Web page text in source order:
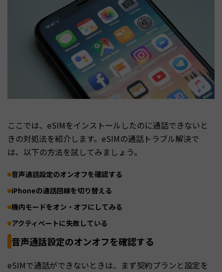
ここでは、eSIMをインストールしたのに通話できないと
きの対処法を紹介します。eSIMの通話トラブル解決で
は、以下の方法を試してみましょう。
音声通話設定のオンオフを確認する
iPhoneの通話回線を切り替える
機内モードをオン・オフにしてみる
アクティベートに失敗している
音声通話設定のオンオフを確認する
eSIMで通話ができないときは、まず契約プランと設定を